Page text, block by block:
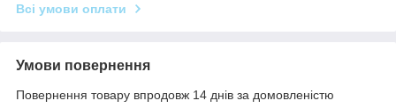
Всі умови оплати
Умови повернення
Повернення товару впродовж 14 днів за домовленістю